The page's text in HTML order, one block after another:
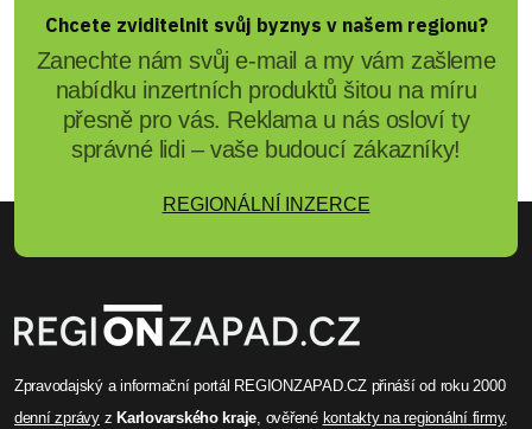
Chcete zviditelnit svůj byznys v našem regionu?
Zanechte nám svůj e-mail a my vám zašleme
nabídku inzertních produktů šitou na míru
přesně pro vás. Reklama u nás osloví ty
správné lidi – vaše budoucí zákazníky!
REGIONÁLNÍ INZERCE
Zpravodajský a informační portál REGIONZAPAD.CZ přináší od roku 2000
denní zprávyz Karlovarského kraje, ověřené kontakty na regionální firmy,